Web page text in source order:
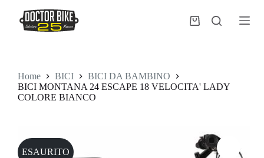
al
contenuto
Carrello
Home BICI
BICI DA BAMBINO
BICI MONTANA 24 ESCAPE 18 VELOCITA' LADY
COLORE BIANCO
ESAURITO